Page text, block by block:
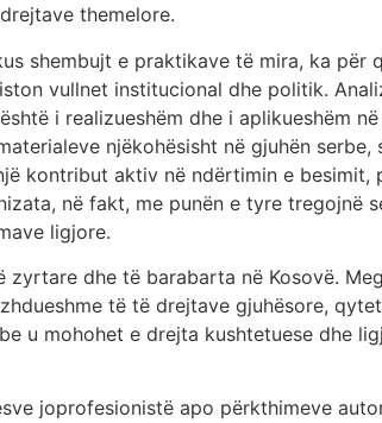
themelore.
shembujt e praktikave të mira, ka
vullnet institucional dhe politik.
i realizueshëm dhe i aplikueshëm
njëkohësisht në gjuhën
kontribut aktiv në ndërtimin e
në fakt, me punën e tyre tregojnë
ligjore.
dhe të barabarta në Kosovë.
të të drejtave gjuhësore,
u mohohet e drejta kushtetuese dhe
joprofesionistë apo përkthimeve